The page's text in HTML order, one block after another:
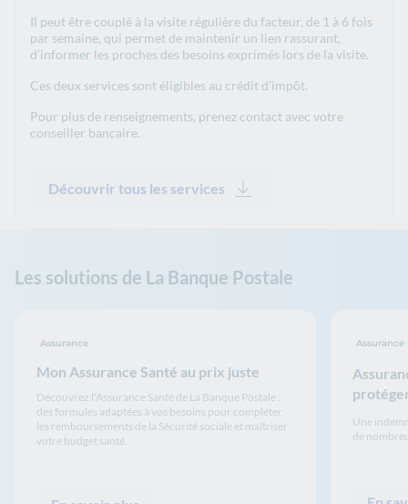
Il peut être couplé à la visite régulière du facteur, de 1 à 6 fois
par semaine, qui permet de maintenir un lien rassurant,
d’informer les proches des besoins exprimés lors de la visite.
Ces deux services sont éligibles au crédit d’impôt.
Pour plus de renseignements, prenez contact avec votre
conseiller bancaire.
Découvrir tous les services
Les solutions de La Banque Postale
Mon Assurance Santé au prix juste
Assurance
Découvrez l’Assurance Santé de La Banque Postale :
des formules adaptées à vos besoins pour compléter
les remboursements de la Sécurité sociale et maîtriser
votre budget santé.
Assurance
Une
de